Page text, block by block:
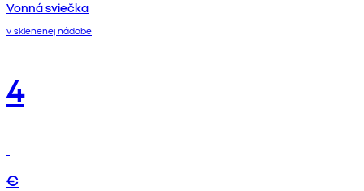
Vonná sviečka
v sklenenej nádobe
4
€